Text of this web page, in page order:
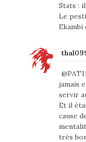
Stats :
Le
Ekambi
jamais
servir
Et il
cause
très